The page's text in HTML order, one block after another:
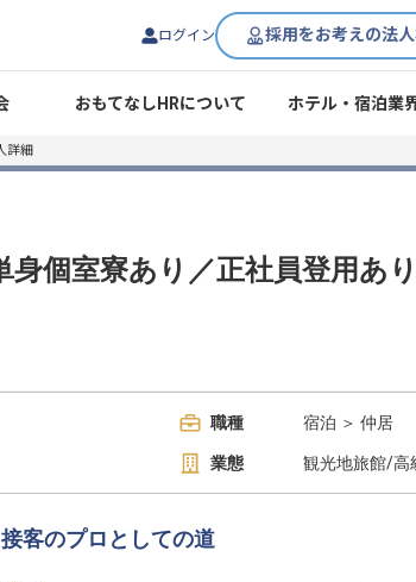
ログイン 採用をお考えの法
おもてなしHRについて ホテル・宿泊業
詳細
個室寮あり／正社員登用あり
職種 宿泊 ＞ 仲居
業態 観光地旅館/高
客のプロとしての道